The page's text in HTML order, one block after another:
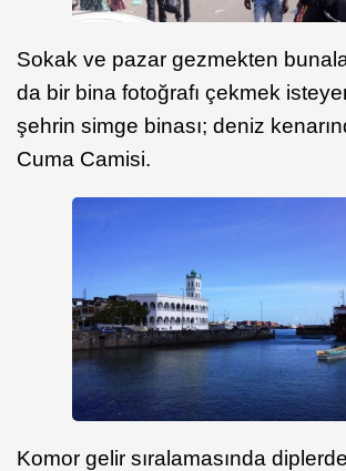
Sokak ve pazar gezmekten
da bir bina fotoğrafı çekmek
şehrin simge binası; deniz
Cuma Camisi.
Komor gelir sıralamasında